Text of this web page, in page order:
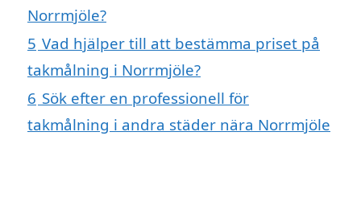
Norrmjöle?
5 Vad hjälper till att bestämma priset på
takmålning i Norrmjöle?
6 Sök efter en professionell för
takmålning i andra städer nära Norrmjöle